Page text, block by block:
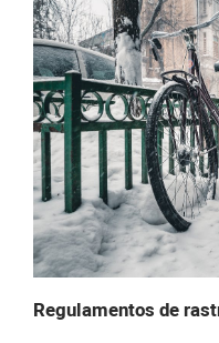
Regulamentos de